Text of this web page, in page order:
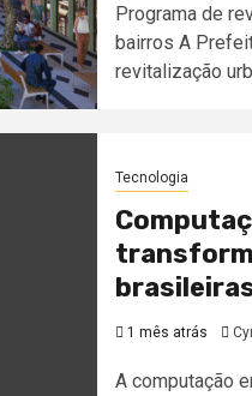
Programa de
bairros A
revitalização
Tecnologia
1 mês atrás
A computação